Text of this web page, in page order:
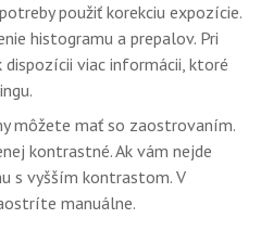
použiť korekciu expozície.
histogramu a prepalov. Pri
viac informácii, ktoré
môžete mať so zaostrovaním.
kontrastné. Ak vám nejde
s vyšším kontrastom. V
manuálne.